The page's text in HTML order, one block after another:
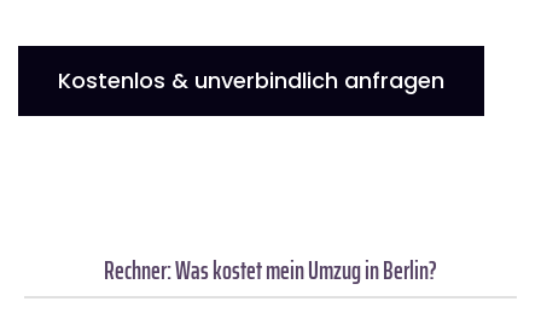
Kostenlos & unverbindlich anfragen
Rechner: Was kostet mein Umzug in Berlin?